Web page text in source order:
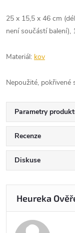
25 x 15,5 x 46 cm
není součástí balení),
Materiál: kov
Nepoužité, pokřivené
Parametry
Recenze
Diskuse